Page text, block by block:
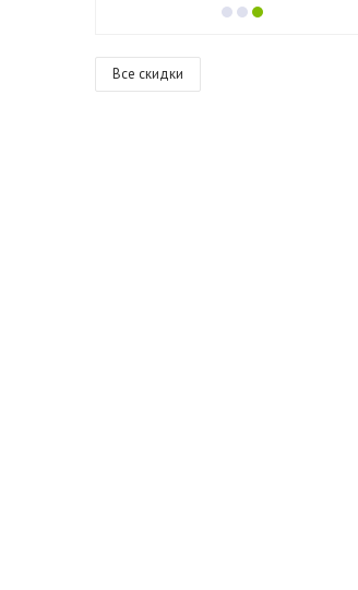
Все скидки